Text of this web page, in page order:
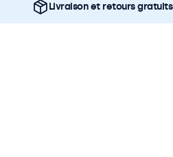
Livraison et retours gratuits